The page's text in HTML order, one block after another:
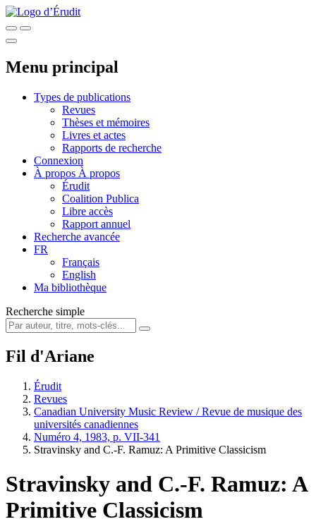
Menu principal
Types de publications
Revues
Thèses et mémoires
Livres et actes
Rapports de recherche
Connexion
À propos À propos
Érudit
Coalition Publica
Libre accès
Rapport annuel
Recherche avancée
FR
Français
English
Ma bibliothèque
Recherche simple
Fil d'Ariane
Érudit
Revues
Canadian University Music Review / Revue de musique des
universités canadiennes
Numéro 4, 1983, p. VII-341
Stravinsky and C.-F. Ramuz: A Primitive Classicism
Stravinsky and C.-F. Ramuz: A
Primitive Classicism